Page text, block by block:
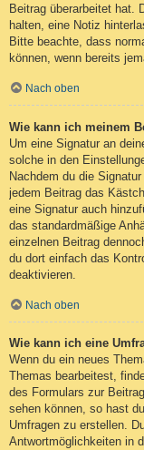
Beitrag überarbeitet hat.
halten, eine Notiz
Bitte beachte, dass
können, wenn bereits
Nach oben
Wie kann ich meinem
Um eine Signatur an
solche in den
Nachdem du die
jedem Beitrag das
eine Signatur auch
das standardmäßige
einzelnen Beitrag
du dort einfach das
deaktivieren.
Nach oben
Wie kann ich eine
Wenn du ein neues
Themas bearbeitest,
des Formulars zur
sehen können, so hast
Umfragen zu erstellen.
Antwortmöglichkeiten in